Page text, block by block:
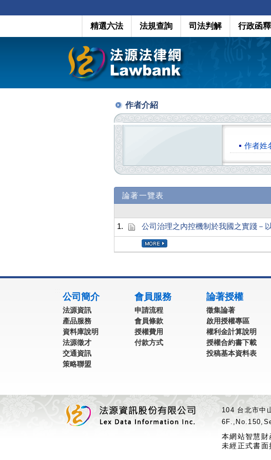
精選六法 法規查詢 司法判解 行政函釋
作者介紹
作者姓
論著一覽表
1.
公司治理之內控機制於我國之實踐－
公司簡介
法源資訊
產品服務
資料庫說明
法源徵才
交通資訊
策略聯盟
會員服務
申請流程
會員條款
授權費用
付款方式
論著授權
徵集論著
啟用授權專區
權利金計算說明
授權合約書下載
投稿基本資料表
104 台北市中
本網站智慧
未經正式書